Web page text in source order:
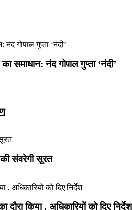
समाधान: नंद गोपाल गुप्ता ‘नंदी’
संवरेगी सूरत
किया , अधिकारियों को दिए निर्देश